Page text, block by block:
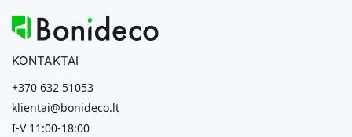
KONTAKTAI
+370 632 51053
klientai@bonideco.lt
I-V 11:00-18:00